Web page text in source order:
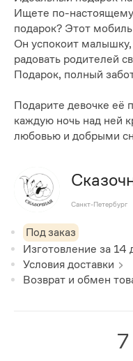
Ищете по-
подарок? Этот
Он успокоит малышку,
радовать родителей
Подарок, полный
Подарите девочке её
каждую ночь над ней
любовью и добрыми
Санкт-Петербург
Под заказ
Изготовление за 14
Условия доставки
Возврат и обмен